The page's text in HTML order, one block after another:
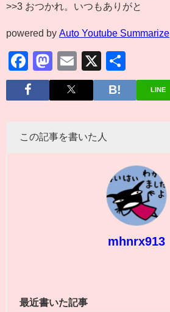
>>3 おつかれ。いつもありがと
powered by Auto Youtube Summarize
Facebook
Mastodon
Email
X
有
LINE
この記事を書いた人
mhnrx913
最近書いた記事